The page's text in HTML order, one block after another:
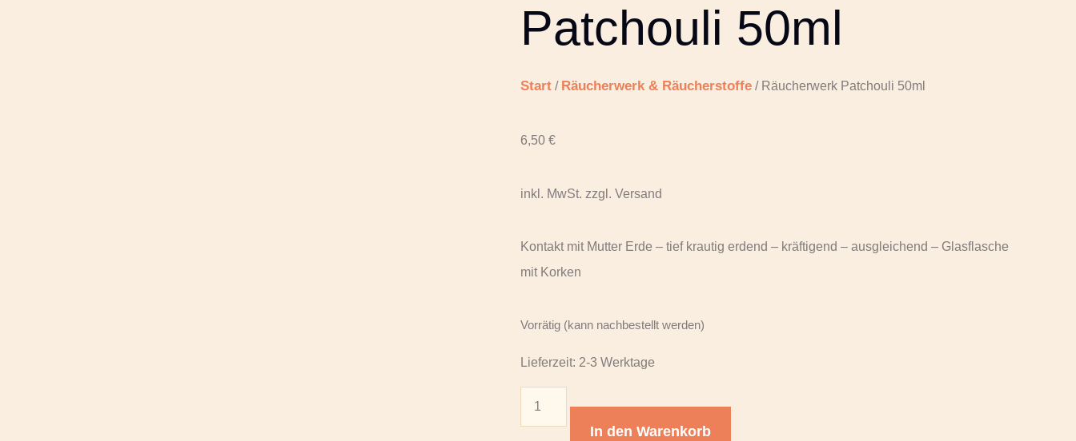
Patchouli 50ml
Start / Räucherwerk & Räucherstoffe / Räucherwerk Patchouli 50ml
6,50 €
inkl. MwSt. zzgl. Versand
Kontakt mit Mutter Erde – tief krautig erdend – kräftigend – ausgleichend – Glasflasche
mit Korken
Vorrätig (kann nachbestellt werden)
Lieferzeit: 2-3 Werktage
In den Warenkorb